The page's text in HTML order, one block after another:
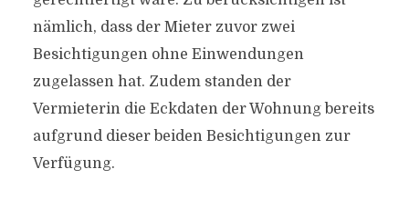
nämlich, dass der Mieter zuvor zwei
Besichtigungen ohne Einwendungen
zugelassen hat. Zudem standen der
Vermieterin die Eckdaten der Wohnung bereits
aufgrund dieser beiden Besichtigungen zur
Verfügung.